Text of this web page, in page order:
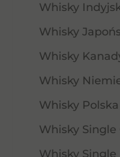
Whisky
Whisky
Whisky
Whisky
Whisky Polska
Whisky Single
Whisky Single